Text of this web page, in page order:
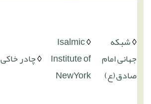
◊شبکه
جهانی امام
صادق(ع)
◊
Isalmic
Institute of
NewYork
◊چادر خاکی